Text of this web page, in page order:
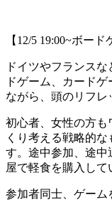
【12/5 19:00~ボード
ドイツやフランス
ドゲーム、カード
ながら、頭のリフレ
初心者、女性の方も
くり考える戦略的
す。途中参加、途中
屋で軽食を購入して
参加者同士、ゲーム